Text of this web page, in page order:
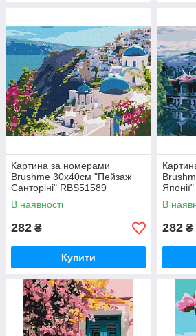
Картина за номерами
Brushme 30x40см "Пейзаж
Санторіні" RBS51589
В наявності
282 ₴
Купити
В
282 ₴